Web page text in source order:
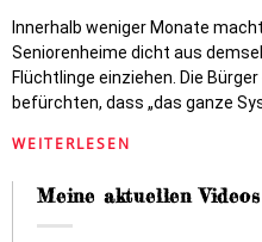
Innerhalb weniger Monate
Seniorenheime dicht aus
Flüchtlinge einziehen. Die
befürchten, dass „das ganze
WEITERLESEN
Meine aktuellen Videos